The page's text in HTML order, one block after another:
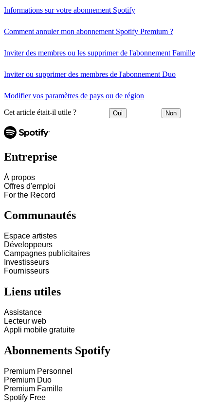
Informations sur votre abonnement Spotify
Comment annuler mon abonnement Spotify Premium ?
Inviter des membres ou les supprimer de l'abonnement Famille
Inviter ou supprimer des membres de l'abonnement Duo
Modifier vos paramètres de pays ou de région
Cet article était-il utile ? Oui Non
Entreprise
À propos
Offres d'emploi
For the Record
Communautés
Espace artistes
Développeurs
Campagnes publicitaires
Investisseurs
Fournisseurs
Liens utiles
Assistance
Lecteur web
Appli mobile gratuite
Abonnements Spotify
Premium Personnel
Premium Duo
Premium Famille
Spotify Free